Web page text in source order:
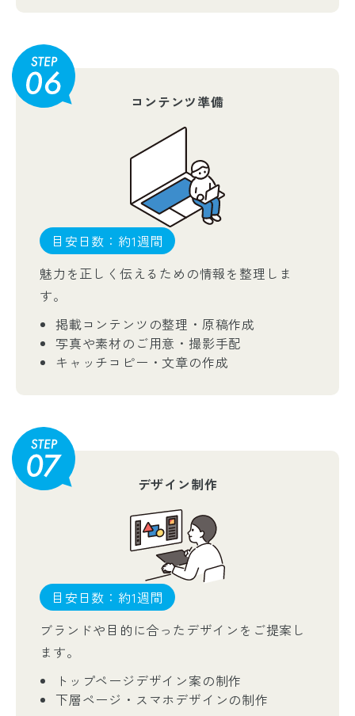
コンテンツ準備
目安日数：約1週間
魅力を正しく伝えるための情報を整理しま
す。
掲載コンテンツの整理・原稿作成
写真や素材のご用意・撮影手配
キャッチコピー・文章の作成
デザイン制作
目安日数：約1週間
ブランドや目的に合ったデザインをご提案し
ます。
トップページデザイン案の制作
下層ページ・スマホデザインの制作